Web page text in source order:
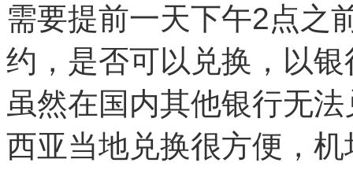
需要提前一天下午2点之
约，是否可以兑换，以
虽然在国内其他银行无
西亚当地兑换很方便，